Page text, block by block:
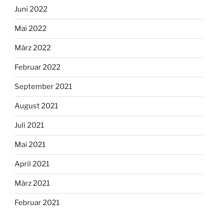
Juni 2022
Mai 2022
März 2022
Februar 2022
September 2021
August 2021
Juli 2021
Mai 2021
April 2021
März 2021
Februar 2021